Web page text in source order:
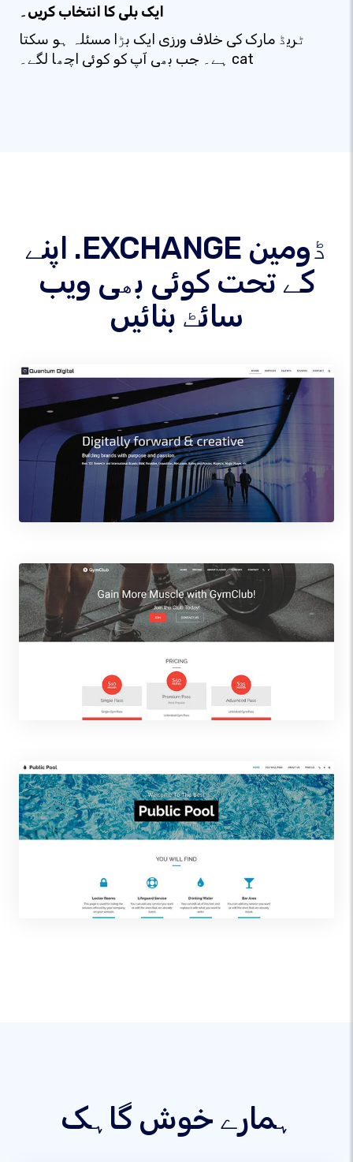
ایک بلی کا انتخاب کریں۔
ٹریڈ مارک کی خلاف ورزی ایک بڑا مسئلہ ہو سکتا
ہے۔ جب بھی آپ کو کوئی اچھا لگے۔ cat
اپنے .EXCHANGE ڈومین
کے تحت کوئی بھی ویب
سائٹ بنائیں
ہمارے خوش گاہک